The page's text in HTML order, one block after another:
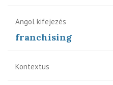
Angol kifejezés
franchising
Kontextus